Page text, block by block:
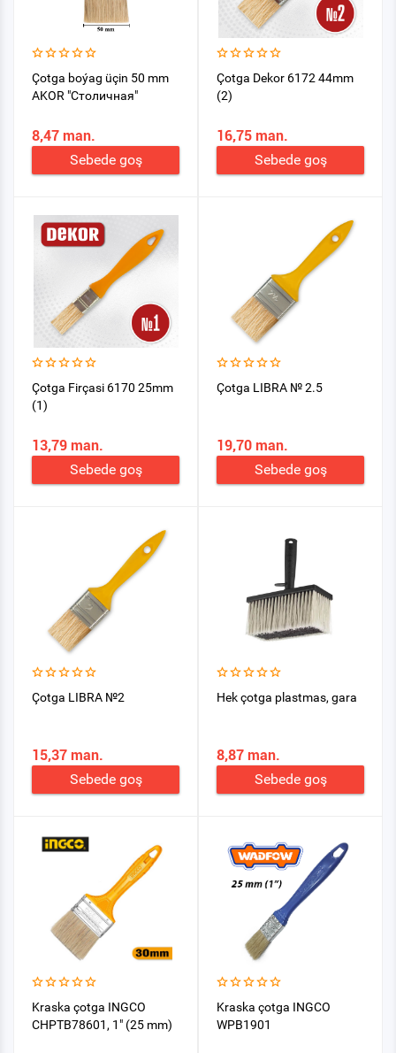
Çotga boýag üçin 50 mm
AKOR "Столичная"
8,47 man.
Sebede goş
Çotga Dekor 6172 44mm
(2)
16,75 man.
Sebede goş
Çotga Firçasi 6170 25mm
(1)
13,79 man.
Sebede goş
Çotga LIBRA № 2.5
19,70 man.
Sebede goş
Çotga LIBRA №2
15,37 man.
Sebede goş
Hek çotga plastmas, gara
8,87 man.
Sebede goş
Kraska çotga INGCO
CHPTB78601, 1" (25 mm)
Kraska çotga INGCO
WPB1901